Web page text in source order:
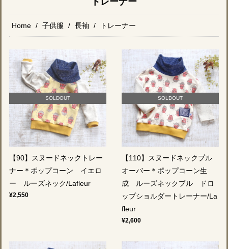
Home 子供服 長袖 トレーナー
SOLDOUT
【90】スヌードネックトレー
ナー＊ポップコーン イエロ
ー ルーズネック/Lafleur
¥2,550
SOLDOUT
【110】スヌードネックプル
オーバー＊ポップコーン生
成 ルーズネックプル ドロ
ップショルダートレーナー/La
fleur
¥2,600